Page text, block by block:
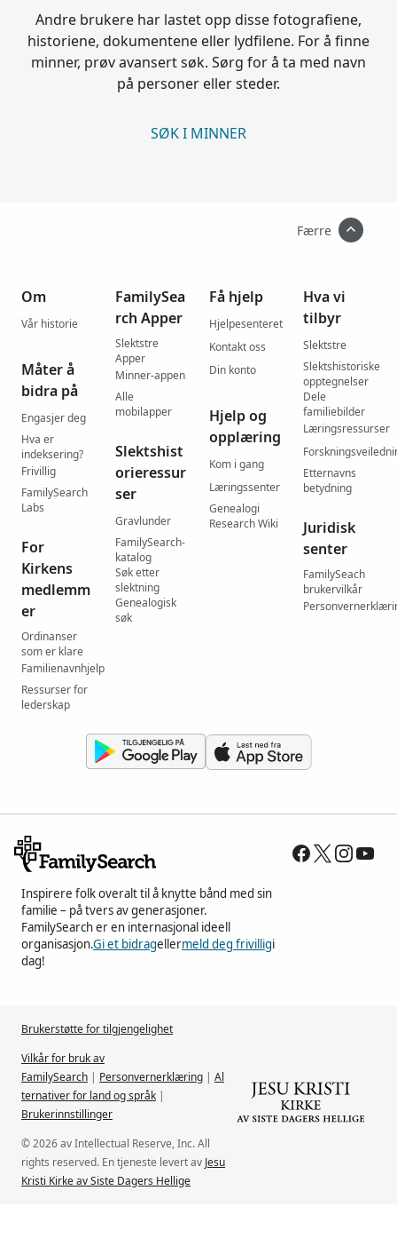
Andre brukere har lastet opp disse fotografiene,
historiene, dokumentene eller lydfilene. For å finne
minner, prøv avansert søk. Sørg for å ta med navn
på personer eller steder.
SØK I MINNER
Færre
Om
Vår historie
Måter å
bidra på
Engasjer deg
Hva er
indeksering?
Frivillig
FamilySearch
Labs
For
Kirkens
medlemm
er
Ordinanser
som er klare
Familienavnhjelp
Ressurser for
lederskap
FamilySea
rch Apper
Slektstre
Apper
Minner-appen
Alle
mobilapper
Slektshist
orieressur
ser
Gravlunder
FamilySearch-
katalog
Søk etter
slektning
Genealogisk
søk
Få hjelp
Hjelpesenteret
Kontakt oss
Din konto
Hjelp og
opplæring
Kom i gang
Læringssenter
Genealogi
Research Wiki
Hva vi
tilbyr
Slektstre
Slektshistoriske
opptegnelser
Dele
familiebilder
Læringsressurser
Etternavns
betydning
Juridisk
senter
FamilySeach
brukervilkår
Inspirere folk overalt til å knytte bånd med sin
familie – på tvers av generasjoner.
FamilySearch er en internasjonal ideell
organisasjon.Gi et bidragellermeld deg frivilligi
dag!
Brukerstøtte for tilgjengelighet
Vilkår for bruk av
FamilySearch | Personvernerklæring | Al
ternativer for land og språk |
Brukerinnstillinger
© 2026 av Intellectual Reserve, Inc. All
rights reserved. En tjeneste levert av Jesu
Kristi Kirke av Siste Dagers Hellige